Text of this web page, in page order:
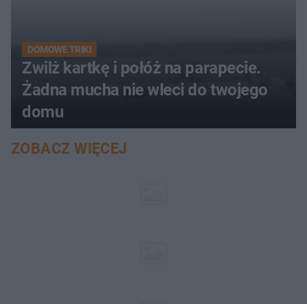
DOMOWE TRIKI
Zwilż kartkę i połóż na parapecie.
Żadna mucha nie wleci do twojego
domu
ZOBACZ WIĘCEJ